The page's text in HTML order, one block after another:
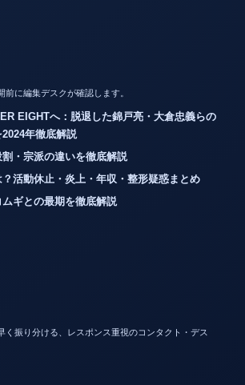
前に編集デスクが確認します。
EIGHTへ：脱退した錦戸亮・大倉忠義らの
年徹底解説
・宗派の違いを徹底解説
活動休止・炎上・年収・整形疑惑まとめ
ギとの最期を徹底解説
く振り分ける、レスポンス重視のコンタクト・デス